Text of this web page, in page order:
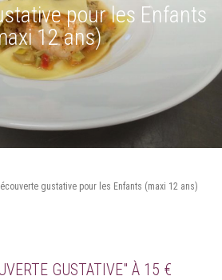
pour les Enfants
12 ans)
gustative pour les Enfants (maxi 12 ans)
GUSTATIVE" À 15 €